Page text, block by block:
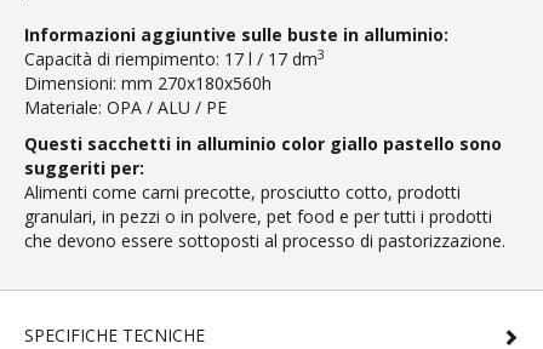
Informazioni aggiuntive sulle buste in alluminio:
Capacità di riempimento: 17 l / 17 dm3
Dimensioni: mm 270x180x560h
Materiale: OPA / ALU / PE
Questi sacchetti in alluminio color giallo pastello sono
suggeriti per:
Alimenti come carni precotte, prosciutto cotto, prodotti
granulari, in pezzi o in polvere, pet food e per tutti i prodotti
che devono essere sottoposti al processo di pastorizzazione.
SPECIFICHE TECNICHE